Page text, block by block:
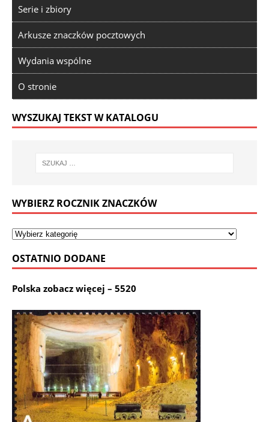
Serie i zbiory
Arkusze znaczków pocztowych
Wydania wspólne
O stronie
WYSZUKAJ TEKST W KATALOGU
WYBIERZ ROCZNIK ZNACZKÓW
OSTATNIO DODANE
Polska zobacz więcej – 5520